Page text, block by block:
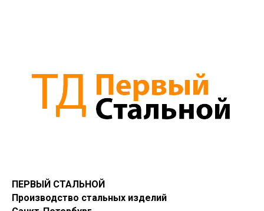
ПЕРВЫЙ СТАЛЬНОЙ
Производство стальных изделий